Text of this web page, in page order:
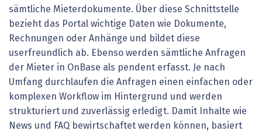
sämtliche Mieterdokumente. Über diese Schnittstelle
bezieht das Portal wichtige Daten wie Dokumente,
Rechnungen oder Anhänge und bildet diese
userfreundlich ab. Ebenso werden sämtliche Anfragen
der Mieter in OnBase als pendent erfasst. Je nach
Umfang durchlaufen die Anfragen einen einfachen oder
komplexen Workflow im Hintergrund und werden
strukturiert und zuverlässig erledigt. Damit Inhalte wie
News und FAQ bewirtschaftet werden können, basiert